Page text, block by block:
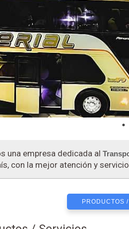
una empresa dedicada al
con la mejor atención y
PRODUCTOS